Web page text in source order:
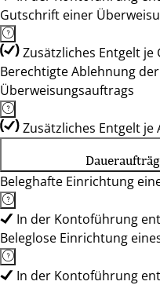
Gutschrift einer
Zusätzliches Entgelt je
Berechtigte Ablehnung
Überweisungsauftrags
Zusätzliches Entgelt je
Beleghafte Einrichtung
In der Kontoführung
Beleglose Einrichtung
In der Kontoführung